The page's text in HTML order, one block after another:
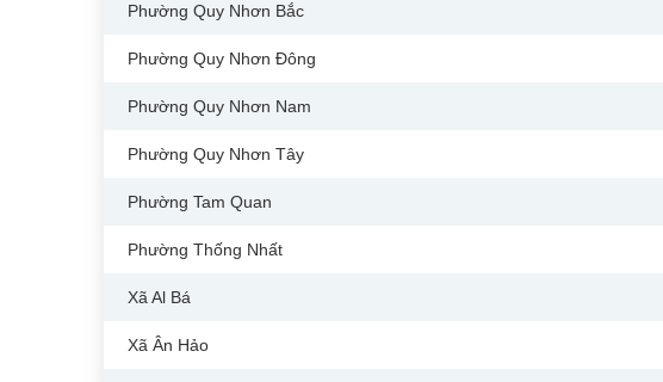
Phường Quy Nhơn Bắc
Phường Quy Nhơn Đông
Phường Quy Nhơn Nam
Phường Quy Nhơn Tây
Phường Tam Quan
Phường Thống Nhất
Xã Al Bá
Xã Ân Hảo